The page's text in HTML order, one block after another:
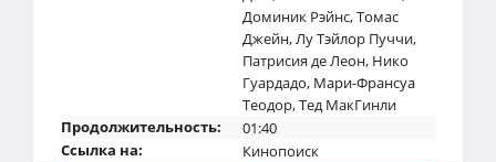
Доминик Рэйнс,Томас
Джейн,Лу Тэйлор Пуччи,
Патрисия де Леон, Нико
Гуардадо, Мари-Франсуа
Теодор,Тед МакГинли
Продолжительность:
01:40
Ссылка на:
Кинопоиск